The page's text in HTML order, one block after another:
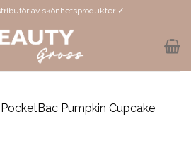
av skönhetsprodukter ✓